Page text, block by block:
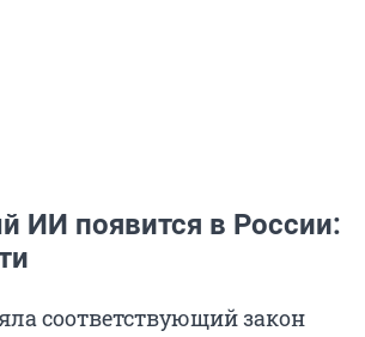
ИИ появится в России:
соответствующий закон